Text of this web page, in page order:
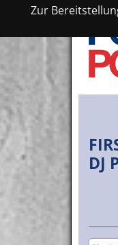
Zur
DJ